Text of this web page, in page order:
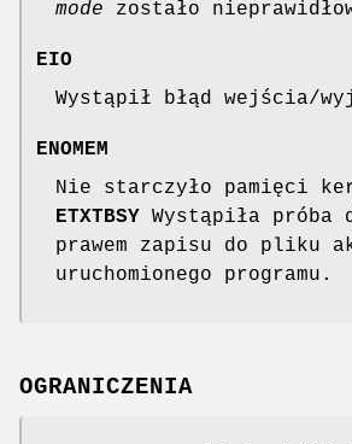
mode zostało
EIO
Wystąpił błąd wejścia/
ENOMEM
Nie starczyło pamięci
ETXTBSY Wystąpiła próba
prawem zapisu do pliku
uruchomionego programu.
OGRANICZENIA